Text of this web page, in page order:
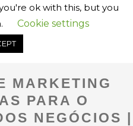
MARKETING
PARA O
NEGÓCIOS |